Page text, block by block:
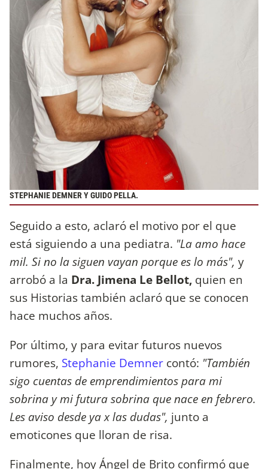
STEPHANIE DEMNER Y GUIDO PELLA.
Seguido a esto, aclaró el motivo por el que
está siguiendo a una pediatra. "La amo hace
mil. Si no la siguen vayan porque es lo más", y
arrobó a la Dra. Jimena Le Bellot, quien en
sus Historias también aclaró que se conocen
hace muchos años.
Por último, y para evitar futuros nuevos
rumores, Stephanie Demner contó: "También
sigo cuentas de emprendimientos para mi
sobrina y mi futura sobrina que nace en febrero.
Les aviso desde ya x las dudas", junto a
emoticones que lloran de risa.
Finalmente, hoy Ángel de Brito confirmó que